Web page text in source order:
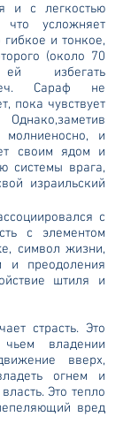
с легкостью
усложняет
и тонкое,
(около 70
избегать
Сараф не
пока чувствует
молниеносно, и
своим ядом и
системы врага,
израильский
с
с элементом
символ жизни,
и преодоления
штиля и
страсть. Это
владении
вверх,
огнем и
Это тепло
вред